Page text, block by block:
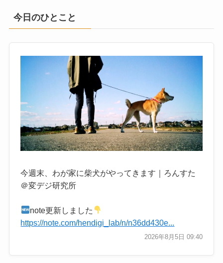
今日のひとこと
今週末、わが家に柴犬がやってきます｜ろんすた
＠変デジ研究所
note更新しました
https://note.com/hendigi_lab/n/n36dd430e...
2026年8月5日 09:40